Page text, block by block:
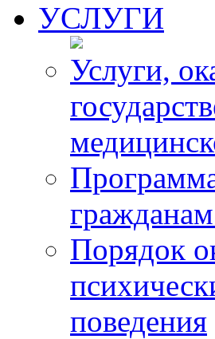
УСЛУГИ
Услуги,
Порядок
поведения